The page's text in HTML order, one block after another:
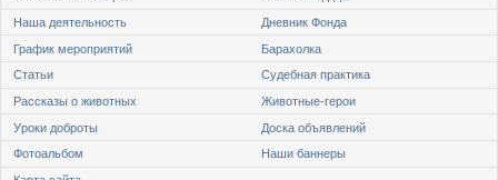
Наша деятельность
Дневник Фонда
График мероприятий
Барахолка
Статьи
Судебная практика
Рассказы о животных
Животные-герои
Уроки доброты
Доска объявлений
Фотоальбом
Наши баннеры